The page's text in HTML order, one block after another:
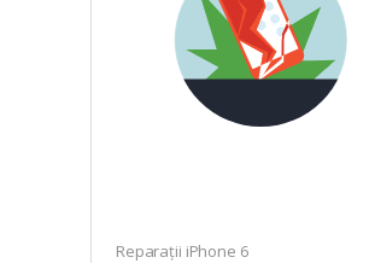
Reparații iPhone 6